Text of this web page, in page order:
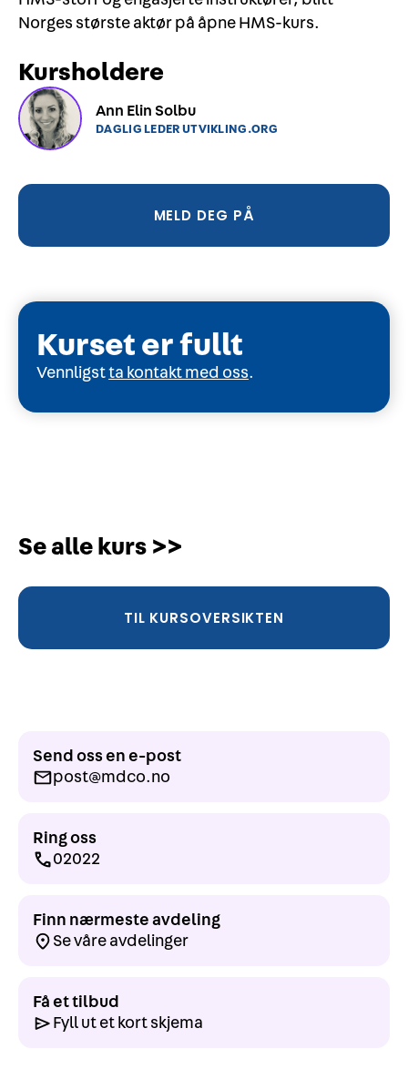
Norges største aktør på åpne HMS-kurs.
Kursholdere
Ann Elin Solbu
DAGLIG LEDER UTVIKLING.ORG
MELD DEG PÅ
Kurset er fullt
Vennligstta kontakt med oss.
Se alle kurs >>
TIL KURSOVERSIKTEN
Send oss en e-post
post@mdco.no
Ring oss
02022
Finn nærmeste avdeling
Se våre avdelinger
Få et tilbud
Fyll ut et kort skjema